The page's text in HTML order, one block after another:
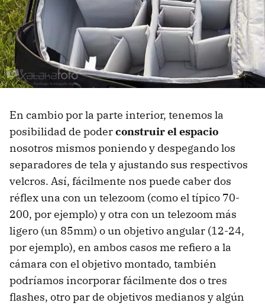
En cambio por la parte interior, tenemos la
posibilidad de poderconstruir el espacio
nosotros mismos poniendo y despegando los
separadores de tela y ajustando sus respectivos
velcros. Así, fácilmente nos puede caber dos
réflex una con un telezoom (como el típico 70-
200, por ejemplo) y otra con un telezoom más
ligero (un 85mm) o un objetivo angular (12-24,
por ejemplo), en ambos casos me refiero a la
cámara con el objetivo montado, también
podríamos incorporar fácilmente dos o tres
flashes, otro par de objetivos medianos y algún